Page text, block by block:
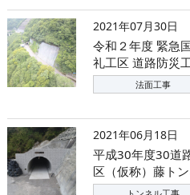
2021年07月30日
令和２年度 緊急
礼工区 道路防災
法面工事
2021年06月18日
平成30年度30道
区（仮称）藤ト